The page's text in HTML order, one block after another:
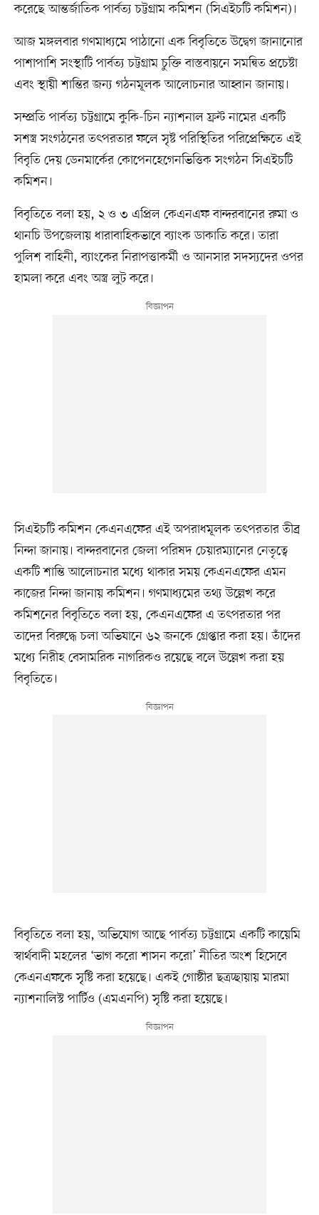
করেছে আন্তর্জাতিক পার্বত্য চট্টগ্রাম কমিশন (সিএইচটি কমিশন)।
আজ মঙ্গলবার গণমাধ্যমে পাঠানো এক বিবৃতিতে উদ্বেগ জানানোর
পাশাপাশি সংস্থাটি পার্বত্য চট্টগ্রাম চুক্তি বাস্তবায়নে সমন্বিত প্রচেষ্টা
এবং স্থায়ী শান্তির জন্য গঠনমূলক আলোচনার আহ্বান জানায়।
সম্প্রতি পার্বত্য চট্টগ্রামে কুকি-চিন ন্যাশনাল ফ্রন্ট নামের একটি
সশস্ত্র সংগঠনের তৎপরতার ফলে সৃষ্ট পরিস্থিতির পরিপ্রেক্ষিতে এই
বিবৃতি দেয় ডেনমার্কের কোপেনহেগেনভিত্তিক সংগঠন সিএইচটি
কমিশন।
বিবৃতিতে বলা হয়, ২ ও ৩ এপ্রিল কেএনএফ বান্দরবানের রুমা ও
থানচি উপজেলায় ধারাবাহিকভাবে ব্যাংক ডাকাতি করে। তারা
পুলিশ বাহিনী, ব্যাংকের নিরাপত্তাকর্মী ও আনসার সদস্যদের ওপর
হামলা করে এবং অস্ত্র লুট করে।
সিএইচটি কমিশন কেএনএফের এই অপরাধমূলক তৎপরতার তীব্র
নিন্দা জানায়। বান্দরবানের জেলা পরিষদ চেয়ারম্যানের নেতৃত্বে
একটি শান্তি আলোচনার মধ্যে থাকার সময় কেএনএফের এমন
কাজের নিন্দা জানায় কমিশন। গণমাধ্যমের তথ্য উল্লেখ করে
কমিশনের বিবৃতিতে বলা হয়, কেএনএফের এ তৎপরতার পর
তাদের বিরুদ্ধে চলা অভিযানে ৬২ জনকে গ্রেপ্তার করা হয়। তাঁদের
মধ্যে নিরীহ বেসামরিক নাগরিকও রয়েছে বলে উল্লেখ করা হয়
বিবৃতিতে।
বিবৃতিতে বলা হয়, অভিযোগ আছে পার্বত্য চট্টগ্রামে একটি কায়েমি
স্বার্থবাদী মহলের ‘ভাগ করো শাসন করো’ নীতির অংশ হিসেবে
কেএনএফকে সৃষ্টি করা হয়েছে। একই গোষ্ঠীর ছত্রচ্ছায়ায় মারমা
ন্যাশনালিস্ট পার্টিও (এমএনপি) সৃষ্টি করা হয়েছে।